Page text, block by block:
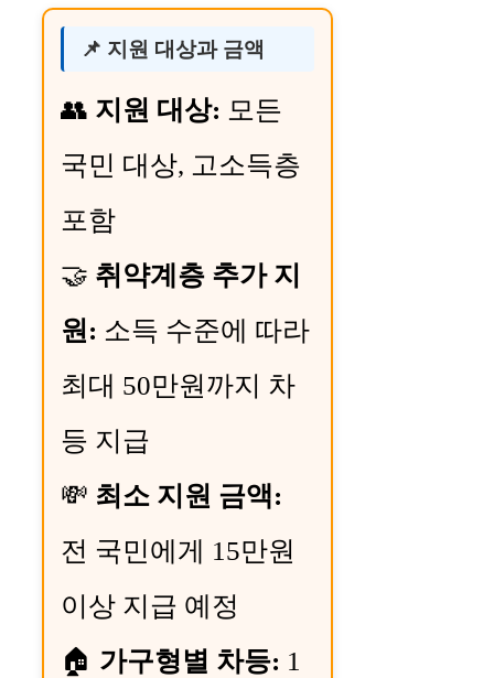
📌 지원 대상과 금액
👥 지원 대상: 모든
국민 대상, 고소득층
포함
🤝 취약계층 추가 지
원: 소득 수준에 따라
최대 50만원까지 차
등 지급
💸 최소 지원 금액:
전 국민에게 15만원
이상 지급 예정
🏠 가구형별 차등: 1